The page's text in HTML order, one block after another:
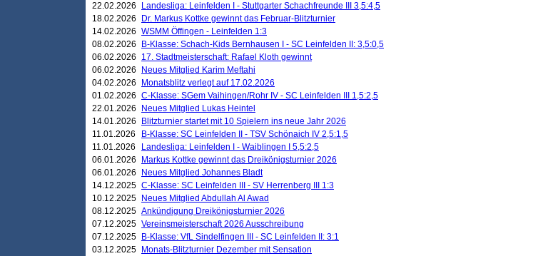
22.02.2026
Landesliga: Leinfelden I - Stuttgarter Schachfreunde III 3,5:4,5
18.02.2026
Dr. Markus Kottke gewinnt das Februar-Blitzturnier
14.02.2026 WSMM Öffingen - Leinfelden 1:3
08.02.2026
B-Klasse: Schach-Kids Bernhausen I - SC Leinfelden II: 3,5:0,5
06.02.2026
17. Stadtmeisterschaft: Rafael Kloth gewinnt
06.02.2026
Neues Mitglied Karim Meftahi
04.02.2026
Monatsblitz verlegt auf 17.02.2026
01.02.2026 C-Klasse: SGem Vaihingen/Rohr IV - SC Leinfelden III 1,5:2,5
22.01.2026
Neues Mitglied Lukas Heintel
14.01.2026
Blitzturnier startet mit 10 Spielern ins neue Jahr 2026
11.01.2026
B-Klasse: SC Leinfelden II - TSV Schönaich IV 2,5:1,5
11.01.2026
Landesliga: Leinfelden I - Waiblingen I 5,5:2,5
06.01.2026
Markus Kottke gewinnt das Dreikönigsturnier 2026
06.01.2026
Neues Mitglied Johannes Bladt
14.12.2025 C-Klasse: SC Leinfelden III - SV Herrenberg III 1:3
10.12.2025
Neues Mitglied Abdullah Al Awad
08.12.2025 Ankündigung Dreikönigsturnier 2026
07.12.2025 Vereinsmeisterschaft 2026 Ausschreibung
07.12.2025
B-Klasse: VfL Sindelfingen III - SC Leinfelden II: 3:1
03.12.2025
Monats-Blitzturnier Dezember mit Sensation